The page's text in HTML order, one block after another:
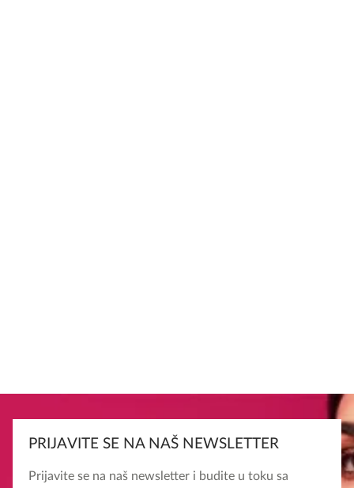
PRIJAVITE SE NA NAŠ NEWSLETTER
Prijavite se na naš newsletter i budite u toku sa